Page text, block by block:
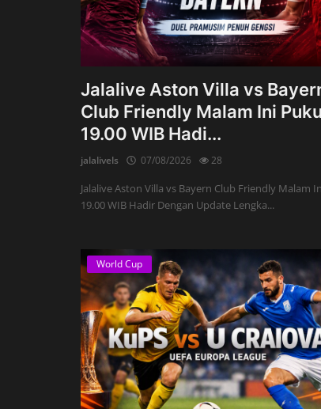
Jalalive Aston Villa vs
Club Friendly Malam Ini
19.00 WIB Hadi...
jalalivels 07/08/2026 28
Jalalive Aston Villa vs Bayern Club Friendly Malam
19.00 WIB Hadir Dengan Update Lengka...
World Cup